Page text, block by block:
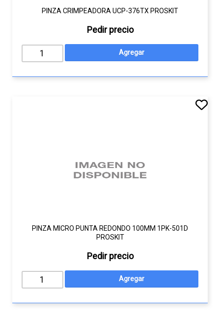
PINZA CRIMPEADORA UCP-376TX PROSKIT
Pedir precio
PINZA MICRO PUNTA REDONDO 100MM 1PK-501D
PROSKIT
Pedir precio